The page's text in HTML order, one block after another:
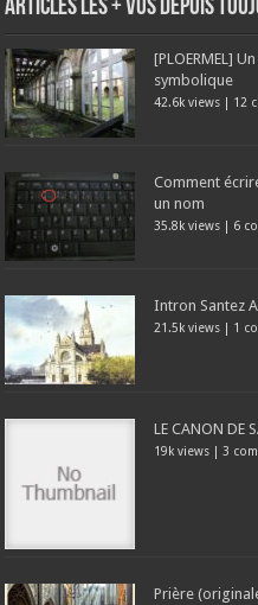
Articles les + vus depuis
[PLOERMEL]
symbolique
42.6k views | 12
Comment
un nom
35.8k views | 6
Intron Santez
21.5k views | 1
LE CANON DE
19k views | 3
Prière